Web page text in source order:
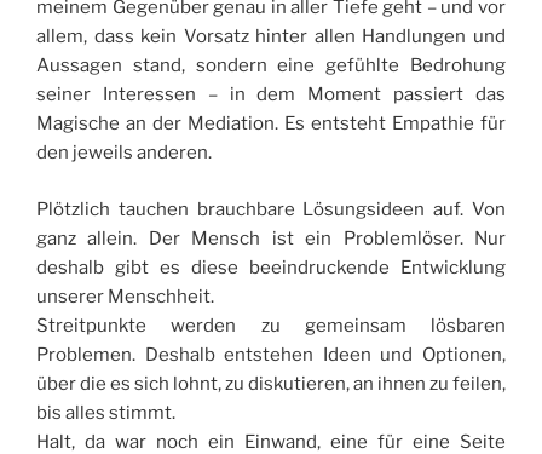
meinem Gegenüber genau in aller Tiefe geht – und vor
allem, dass kein Vorsatz hinter allen Handlungen und
Aussagen stand, sondern eine gefühlte Bedrohung
seiner Interessen – in dem Moment passiert das
Magische an der Mediation. Es entsteht Empathie für
den jeweils anderen.
Plötzlich tauchen brauchbare Lösungsideen auf. Von
ganz allein. Der Mensch ist ein Problemlöser. Nur
deshalb gibt es diese beeindruckende Entwicklung
unserer Menschheit.
Streitpunkte werden zu gemeinsam lösbaren
Problemen. Deshalb entstehen Ideen und Optionen,
über die es sich lohnt, zu diskutieren, an ihnen zu feilen,
bis alles stimmt.
Halt, da war noch ein Einwand, eine für eine Seite